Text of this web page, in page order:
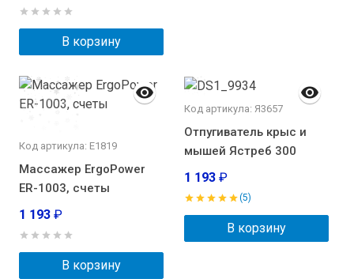
В корзину
Код артикула: E1819
Массажер ErgoPower
ER-1003, счеты
1 193 ₽
В корзину
Код артикула: Я3657
Отпугиватель крыс и
мышей Ястреб 300
1 193 ₽
(5)
В корзину